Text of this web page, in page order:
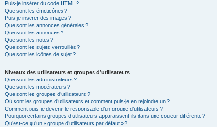
Puis-je insérer du code HTML ?
Que sont les émoticônes ?
Puis-je insérer des images ?
Que sont les annonces générales ?
Que sont les annonces ?
Que sont les notes ?
Que sont les sujets verrouillés ?
Que sont les icônes de sujet ?
Niveaux des utilisateurs et groupes d’utilisateurs
Que sont les administrateurs ?
Que sont les modérateurs ?
Que sont les groupes d’utilisateurs ?
Où sont les groupes d’utilisateurs et comment puis-je en rejoindre un ?
Comment puis-je devenir le responsable d’un groupe d’utilisateurs ?
Pourquoi certains groupes d’utilisateurs apparaissent-ils dans une couleur différente ?
Qu’est-ce qu’un « groupe d’utilisateurs par défaut » ?